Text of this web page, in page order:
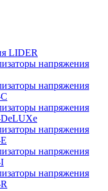
LIDER
напряжения
напряжения
напряжения
напряжения
напряжения
напряжения